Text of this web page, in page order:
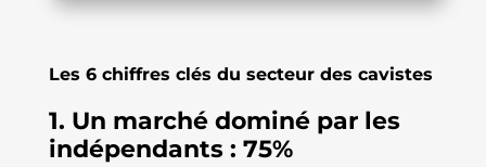
Les 6 chiffres clés du secteur des cavistes
1. Un marché dominé par les
indépendants : 75%